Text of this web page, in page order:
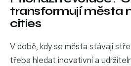
transformují města
cities
V době, kdy se města stávají
třeba hledat inovativní a